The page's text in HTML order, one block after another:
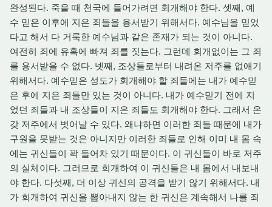
완성된다. 죽을 때 천국에 들어가려면 회개해야 한다. 셋째, 예
수 믿은 이후에 지은 죄들을 용서받기 위해서다. 예수님을 믿었
다고 해서 다 거룩한 예수님과 같은 존재가 되는 것이 아니다.
여전히 죄에 유혹에 빠져 죄를 짓는다. 그런데 회개없이는 그 죄
를 용서받을 수 없다. 넷째, 조상들로부터 내려온 저주를 없애기
위해서다. 예수믿은 성도가 회개해야 할 죄들에는 내가 예수믿
은 후에 지은 죄들만 있는 것이 아니다. 내가 예수믿기 전에 지
었던 죄들과 내 조상들이 지은 죄들도 회개해야 한다. 그래서 온
갖 저주에서 벗어날 수 있다. 왜냐하면 이러한 죄들 때문에 내가
구원을 못받는 것은 아니지만 이러한 죄들로 인해 이미 내 몸 속
에는 귀신들이 꽉 들어차 있기 때문이다. 이 귀신들이 바로 저주
의 실체이다. 그러므로 회개하여 이 귀신들은 내 몸에서 내보내
야 한다. 다섯째, 더 이상 귀신의 공격을 받기 않기 위해서다. 내
가 회개하여 귀신을 뽑아내지 않는 한 귀신은 계속해서 나를 죄